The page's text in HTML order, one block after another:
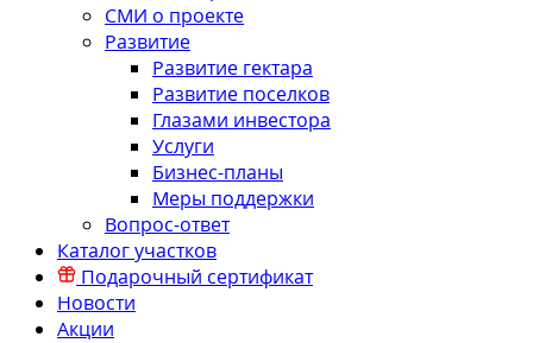
СМИ о проекте
Развитие
Развитие гектара
Развитие поселков
Глазами инвестора
Услуги
Бизнес-планы
Меры поддержки
Вопрос-ответ
Каталог участков
Подарочный сертификат
Новости
Акции